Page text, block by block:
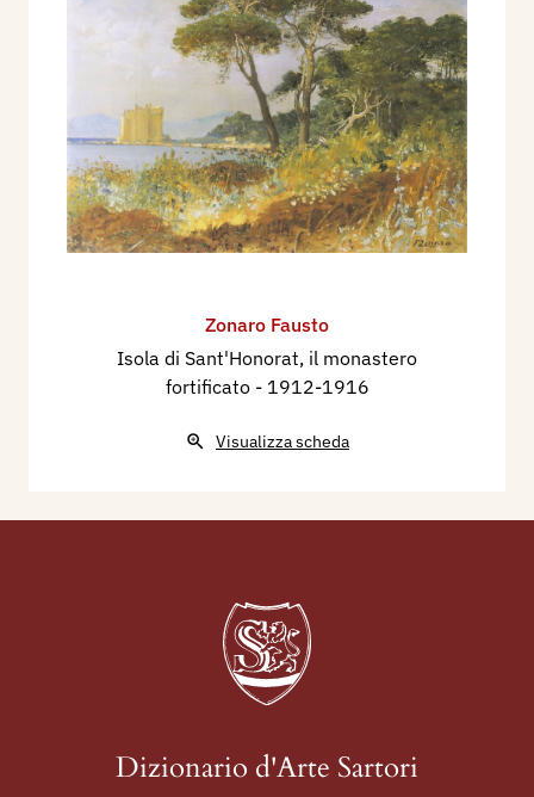
Zonaro Fausto
Isola di Sant'Honorat, il monastero
fortificato - 1912-1916
Visualizza scheda
Dizionario d'Arte Sartori